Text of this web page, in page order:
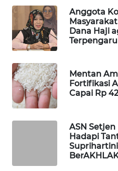
Anggota
Dana Haji
Mentan
Fortifikasi
Capai Rp
ASN
Hadapi
UMKM
WAHANA
SELEB
WAHANA
PERSONA
WAHANA